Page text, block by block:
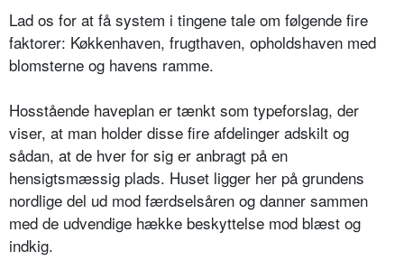
Lad os for at få system i tingene tale om følgende fire
faktorer: Køkkenhaven, frugthaven, opholdshaven med
blomsterne og havens ramme.
Hosstående haveplan er tænkt som typeforslag, der
viser, at man holder disse fire afdelinger adskilt og
sådan, at de hver for sig er anbragt på en
hensigtsmæssig plads. Huset ligger her på grundens
nordlige del ud mod færdselsåren og danner sammen
med de udvendige hække beskyttelse mod blæst og
indkig.